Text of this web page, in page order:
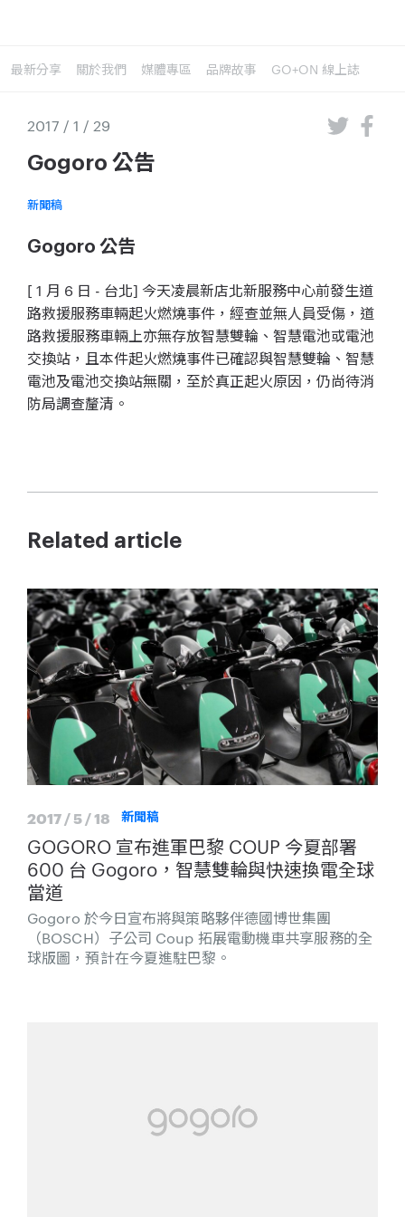
最新分享 關於我們 媒體專區 品牌故事 GO+ON 線上誌
2017 / 1 / 29
Gogoro 公告
新聞稿
Gogoro 公告
[ 1 月 6 日 - 台北] 今天凌晨新店北新服務中心前發生道
路救援服務車輛起火燃燒事件，經查並無人員受傷，道
路救援服務車輛上亦無存放智慧雙輪、智慧電池或電池
交換站，且本件起火燃燒事件已確認與智慧雙輪、智慧
電池及電池交換站無關，至於真正起火原因，仍尚待消
防局調查釐清。
Related article
2017 / 5 / 18 新聞稿
GOGORO 宣布進軍巴黎 COUP 今夏部署
600 台 Gogoro，智慧雙輪與快速換電全球
當道
Gogoro 於今日宣布將與策略夥伴德國博世集團
（BOSCH）子公司 Coup 拓展電動機車共享服務的全
球版圖，預計在今夏進駐巴黎。